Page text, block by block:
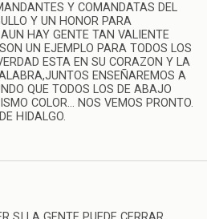
Y COMANDATAS DEL
Y UN HONOR PARA
HAY GENTE TAN VALIENTE
UN EJEMPLO PARA TODOS LOS
ESTA EN SU CORAZON Y LA
ENSEÑAREMOS A
QUE TODOS LOS DE ABAJO
COLOR… NOS VEMOS PRONTO.
HIDALGO.